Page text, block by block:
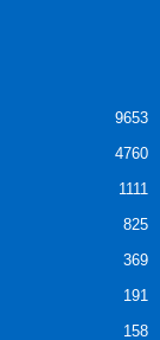
9653
4760
1111
825
369
191
158